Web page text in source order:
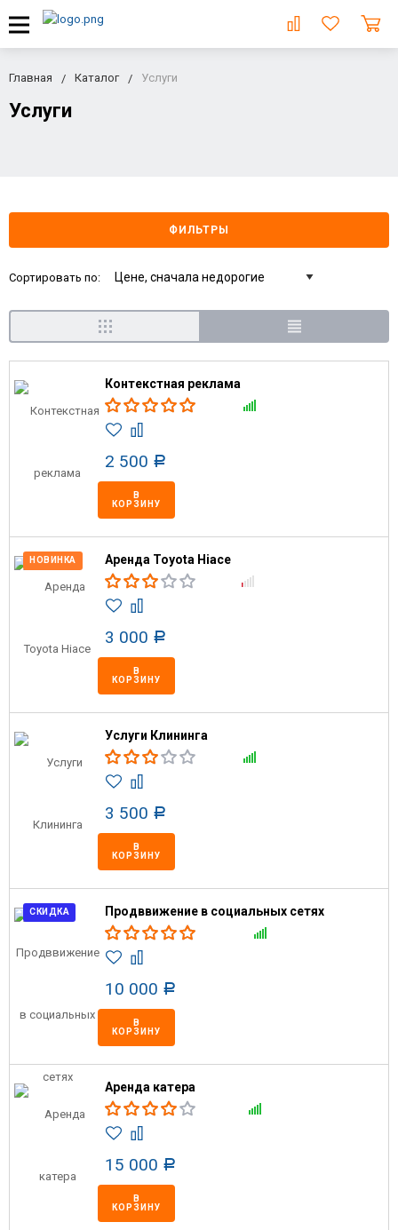
Главная Каталог Услуги
Услуги
ФИЛЬТРЫ
Сортировать по:
Контекстная реклама
2 500 Р
В
КОРЗИНУ
НОВИНКА Аренда Toyota Hiace
3 000 Р
В
КОРЗИНУ
Услуги Клининга
3 500 Р
В
КОРЗИНУ
СКИДКА Продввижение в социальных сетях
10 000 Р
В
КОРЗИНУ
Аренда катера
15 000 Р
В
КОРЗИНУ